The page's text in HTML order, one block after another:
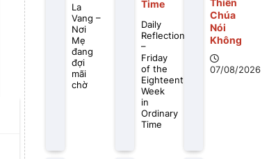
La
Vang –
Nơi
Mẹ
đang
đợi
mãi
chờ
Time
Daily
Reflection
–
Friday
of the
Eighteenth
Week
in
Ordinary
Time
Thiên
Chúa
Nói
Không
07/08/2026